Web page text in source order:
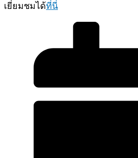
เยี่ยมชมได้ที่นี่